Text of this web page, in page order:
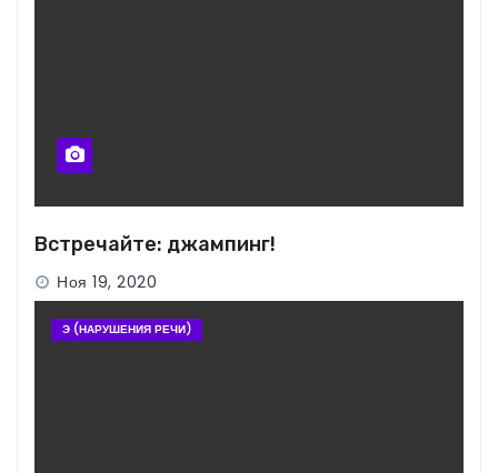
Встречайте: джампинг!
Ноя 19, 2020
Э (НАРУШЕНИЯ РЕЧИ)